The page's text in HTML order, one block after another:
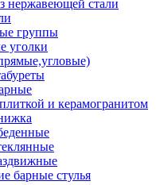
нержавеющей стали
группы
уголки
и керамогранитом
барные стулья